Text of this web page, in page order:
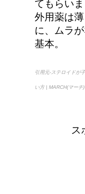
てもらい
外用薬は
に、ムラ
基本。
引用元-ステロイドが
い方 | MARCH(マーチ)
ス